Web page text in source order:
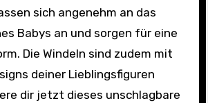
sich angenehm an das
Babys an und sorgen für eine
Die Windeln sind zudem mit
deiner Lieblingsfiguren
dir jetzt dieses unschlagbare